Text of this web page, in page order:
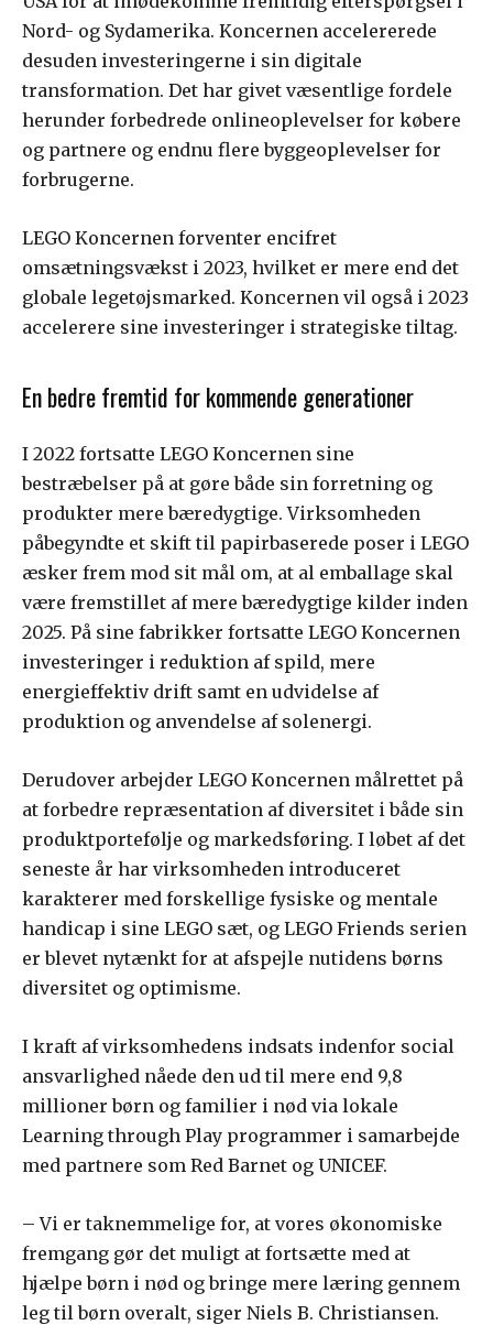
Nord- og Sydamerika. Koncernen accelererede
desuden investeringerne i sin digitale
transformation. Det har givet væsentlige fordele
herunder forbedrede onlineoplevelser for købere
og partnere og endnu flere byggeoplevelser for
forbrugerne.
LEGO Koncernen forventer encifret
omsætningsvækst i 2023, hvilket er mere end det
globale legetøjsmarked. Koncernen vil også i 2023
accelerere sine investeringer i strategiske tiltag.
En bedre fremtid for kommende generationer
I 2022 fortsatte LEGO Koncernen sine
bestræbelser på at gøre både sin forretning og
produkter mere bæredygtige. Virksomheden
påbegyndte et skift til papirbaserede poser i LEGO
æsker frem mod sit mål om, at al emballage skal
være fremstillet af mere bæredygtige kilder inden
2025. På sine fabrikker fortsatte LEGO Koncernen
investeringer i reduktion af spild, mere
energieffektiv drift samt en udvidelse af
produktion og anvendelse af solenergi.
Derudover arbejder LEGO Koncernen målrettet på
at forbedre repræsentation af diversitet i både sin
produktportefølje og markedsføring. I løbet af det
seneste år har virksomheden introduceret
karakterer med forskellige fysiske og mentale
handicap i sine LEGO sæt, og LEGO Friends serien
er blevet nytænkt for at afspejle nutidens børns
diversitet og optimisme.
I kraft af virksomhedens indsats indenfor social
ansvarlighed nåede den ud til mere end 9,8
millioner børn og familier i nød via lokale
Learning through Play programmer i samarbejde
med partnere som Red Barnet og UNICEF.
– Vi er taknemmelige for, at vores økonomiske
fremgang gør det muligt at fortsætte med at
hjælpe børn i nød og bringe mere læring gennem
leg til børn overalt, siger Niels B. Christiansen.